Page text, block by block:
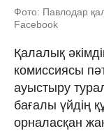
Фото: Павлодар
Facebook
Қалалық
комиссиясы
ауыстыру
бағалы үйдің
орналасқан